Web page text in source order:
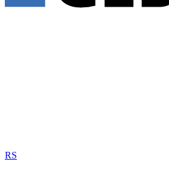
RS